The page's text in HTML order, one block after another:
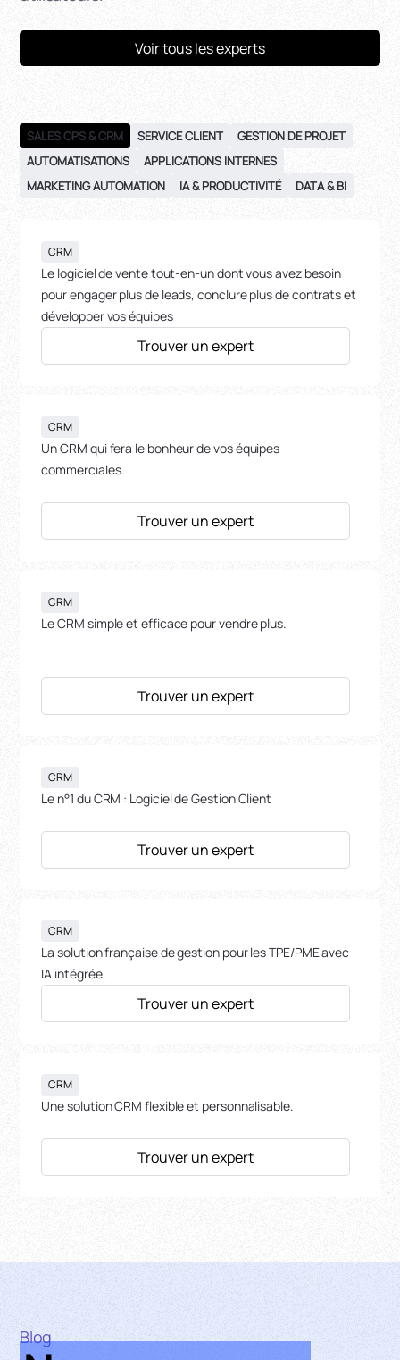
Voir tous les experts
SALES OPS & CRM SERVICE CLIENT
GESTION DE PROJET
AUTOMATISATIONS
APPLICATIONS INTERNES
MARKETING AUTOMATION
IA & PRODUCTIVITÉ DATA & BI
CRM
Le logiciel de vente tout-en-un dont vous avez besoin
pour engager plus de leads, conclure plus de contrats et
développer vos équipes
Trouver un expert
CRM
Un CRM qui fera le bonheur de vos équipes
commerciales.
Trouver un expert
CRM
Le CRM simple et efficace pour vendre plus.
Trouver un expert
CRM
Le n°1 du CRM : Logiciel de Gestion Client
Trouver un expert
CRM
La solution française de gestion pour les TPE/PME avec
IA intégrée.
Trouver un expert
CRM
Une solution CRM flexible et personnalisable.
Trouver un expert
Blog